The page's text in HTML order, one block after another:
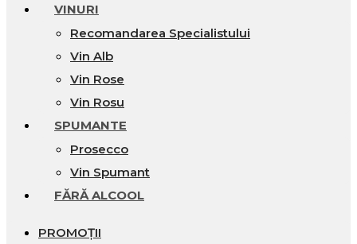
VINURI
Recomandarea Specialistului
Vin Alb
Vin Rose
Vin Rosu
SPUMANTE
Prosecco
Vin Spumant
FĂRĂ ALCOOL
PROMOȚII